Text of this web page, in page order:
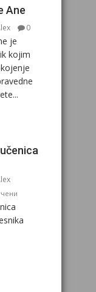
Ane
0
je
kojim
на
vеlikоmučеnica